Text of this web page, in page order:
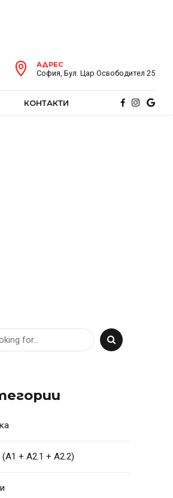
АДРЕС
София, Бул. Цар Освободител 25
КОНТАКТИ
+ A2.1 + A2.2)